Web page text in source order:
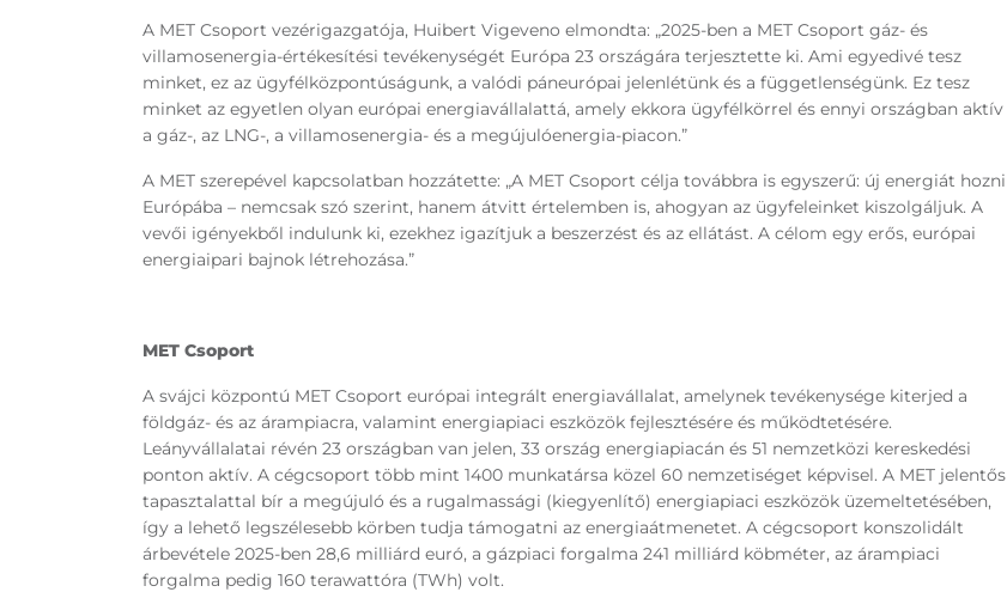
A MET Csoport vezérigazgatója, Huibert Vigeveno elmondta: „2025-ben a MET Csoport gáz- és
villamosenergia-értékesítési tevékenységét Európa 23 országára terjesztette ki. Ami egyedivé tesz
minket, ez az ügyfélközpontúságunk, a valódi páneurópai jelenlétünk és a függetlenségünk. Ez tesz
minket az egyetlen olyan európai energiavállalattá, amely ekkora ügyfélkörrel és ennyi országban aktív
a gáz-, az LNG-, a villamosenergia- és a megújulóenergia-piacon.”
A MET szerepével kapcsolatban hozzátette: „A MET Csoport célja továbbra is egyszerű: új energiát hozni
Európába – nemcsak szó szerint, hanem átvitt értelemben is, ahogyan az ügyfeleinket kiszolgáljuk. A
vevői igényekből indulunk ki, ezekhez igazítjuk a beszerzést és az ellátást. A célom egy erős, európai
energiaipari bajnok létrehozása.”
MET Csoport
A svájci központú MET Csoport európai integrált energiavállalat, amelynek tevékenysége kiterjed a
földgáz- és az árampiacra, valamint energiapiaci eszközök fejlesztésére és működtetésére.
Leányvállalatai révén 23 országban van jelen, 33 ország energiapiacán és 51 nemzetközi kereskedési
ponton aktív. A cégcsoport több mint 1400 munkatársa közel 60 nemzetiséget képvisel. A MET jelentős
tapasztalattal bír a megújuló és a rugalmassági (kiegyenlítő) energiapiaci eszközök üzemeltetésében,
így a lehető legszélesebb körben tudja támogatni az energiaátmenetet. A cégcsoport konszolidált
árbevétele 2025-ben 28,6 milliárd euró, a gázpiaci forgalma 241 milliárd köbméter, az árampiaci
forgalma pedig 160 terawattóra (TWh) volt.